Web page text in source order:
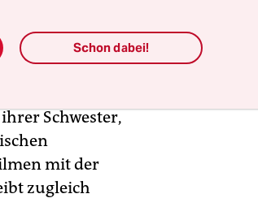
nicht
in „Ten“,
Schwester,
mit der
zugleich
Schon dabei!